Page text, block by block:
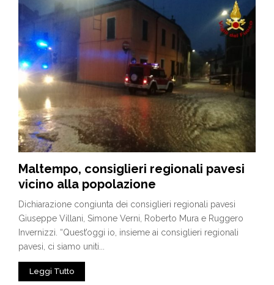
Maltempo, consiglieri regionali pavesi
vicino alla popolazione
Dichiarazione congiunta dei consiglieri regionali pavesi
Giuseppe Villani, Simone Verni, Roberto Mura e Ruggero
Invernizzi. “Quest’oggi io, insieme ai consiglieri regionali
pavesi, ci siamo uniti...
Leggi Tutto